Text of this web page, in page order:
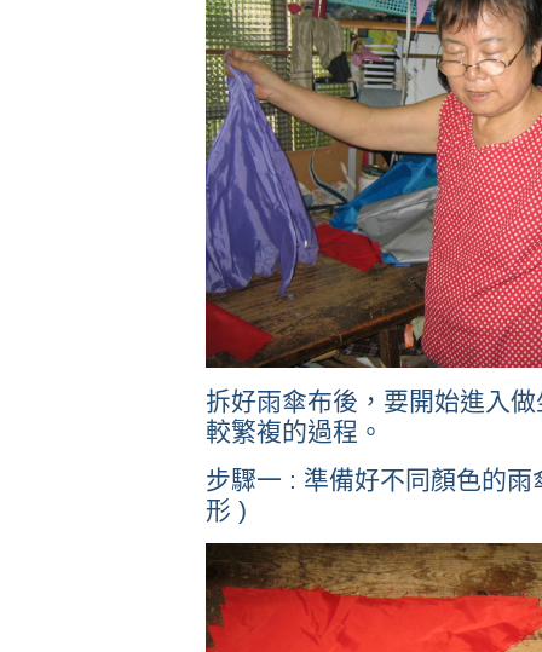
拆好雨傘布後，要開始進入
較繁複的過程。
步驟一 : 準備好不同顏色的
形 )